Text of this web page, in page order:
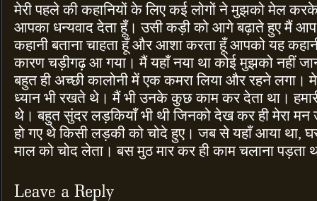
मेरी पहले की कहानियों के लिए कई लोगों ने मुझको मेल
आपका धन्यवाद देता हूँ। उसी कड़ी को आगे बढ़ाते हुए मैं
कहानी बताना चाहता हूँ और आशा करता हूँ आपको यह
कारण चड़ीगढ़ आ गया। मैं यहाँ नया था कोई मुझको नहीं
बहुत ही अच्छी कालोनी में एक कमरा लिया और रहने
ध्यान भी रखते थे। मैं भी उनके कुछ काम कर देता था।
थे। बहुत सुंदर लड़कियाँ भी थी जिनको देख कर ही मेरा मन
हो गए थे किसी लड़की को चोदे हुए। जब से यहाँ आया था, घर
माल को चोद लेता। बस मुठ मार कर ही काम चलाना